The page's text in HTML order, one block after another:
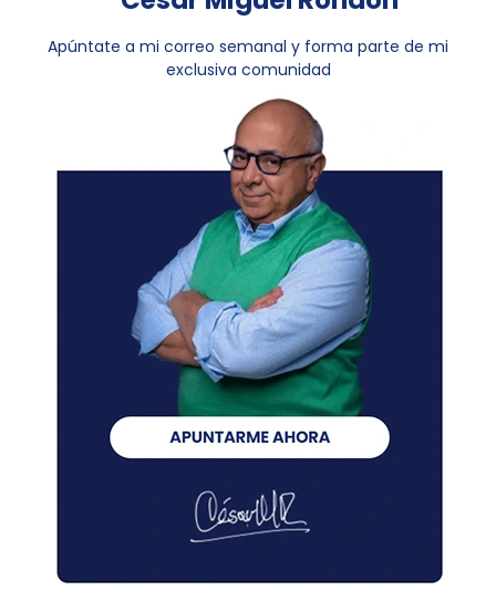
Apúntate a mi correo semanal y forma parte de mi
exclusiva comunidad